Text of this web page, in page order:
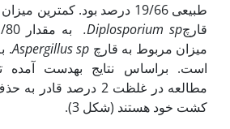
طبیعی 19/66 درصد بود.
قارچDiplosporium sp.
میزان مربوط به قارچ Aspergillus sp
است. براساس نتایج به­دست آمده
مطالعه در غلظت 2 درصد
کشت خود هستند (شکل 3).